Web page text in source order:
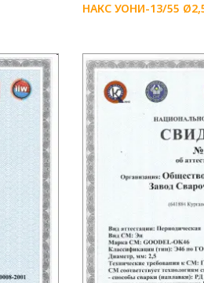
НАКС УОНИ-13/55